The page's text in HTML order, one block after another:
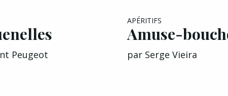
Peugeot
APÉRITIFS
Amuse-
par Serge Vieira